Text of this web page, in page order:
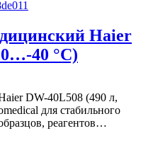
Haier
40 °C)
DW-40L508 (490 л,
для стабильного
реагентов…